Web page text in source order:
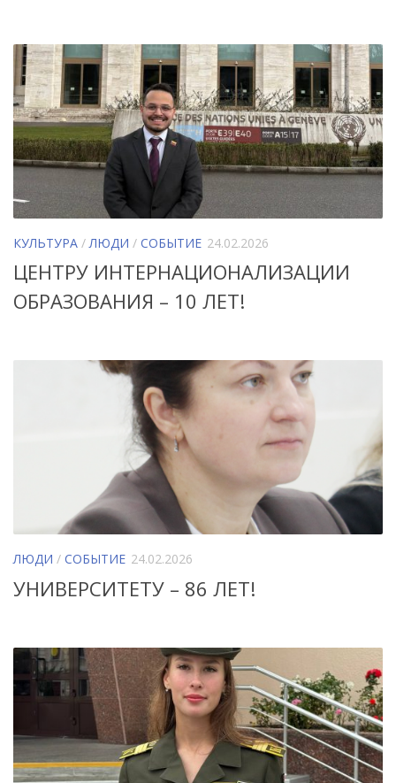
КУЛЬТУРА /ЛЮДИ / СОБЫТИЕ 24.02.2026
ЦЕНТРУ ИНТЕРНАЦИОНАЛИЗАЦИИ
ОБРАЗОВАНИЯ – 10 ЛЕТ!
ЛЮДИ / СОБЫТИЕ 24.02.2026
УНИВЕРСИТЕТУ – 86 ЛЕТ!